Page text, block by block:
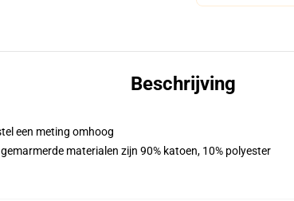
Beschrijving
een meting omhoog
materialen zijn 90% katoen, 10% polyester